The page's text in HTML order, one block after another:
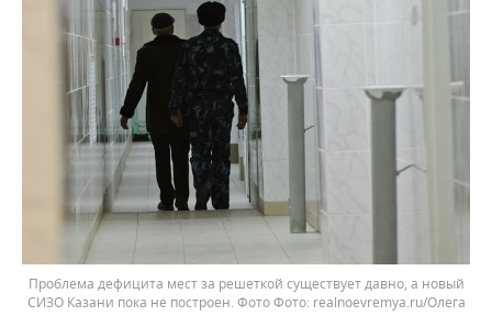
Проблема дефицита мест за решеткой существует давно, а новый
СИЗО Казани пока не построен. Фото
realnoevremya.ru/Олега